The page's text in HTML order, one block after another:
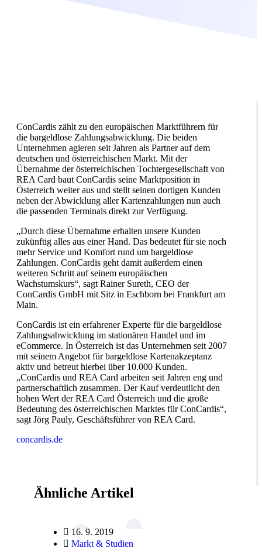
ConCardis zählt zu den europäischen Marktführern für
die bargeldlose Zahlungsabwicklung. Die beiden
Unternehmen agieren seit Jahren als Partner auf dem
deutschen und österreichischen Markt. Mit der
Übernahme der österreichischen Tochtergesellschaft von
REA Card baut ConCardis seine Marktposition in
Österreich weiter aus und stellt seinen dortigen Kunden
neben der Abwicklung aller Kartenzahlungen nun auch
die passenden Terminals direkt zur Verfügung.
„Durch diese Übernahme erhalten unsere Kunden
zukünftig alles aus einer Hand. Das bedeutet für sie noch
mehr Service und Komfort rund um bargeldlose
Zahlungen. ConCardis geht damit außerdem einen
weiteren Schritt auf seinem europäischen
Wachstumskurs“, sagt Rainer Sureth, CEO der
ConCardis GmbH mit Sitz in Eschborn bei Frankfurt am
Main.
ConCardis ist ein erfahrener Experte für die bargeldlose
Zahlungsabwicklung im stationären Handel und im
eCommerce. In Österreich ist das Unternehmen seit 2007
mit seinem Angebot für bargeldlose Kartenakzeptanz
aktiv und betreut hierbei über 10.000 Kunden.
„ConCardis und REA Card arbeiten seit Jahren eng und
partnerschaftlich zusammen. Der Kauf verdeutlicht den
hohen Wert der REA Card Österreich und die große
Bedeutung des österreichischen Marktes für ConCardis“,
sagt Jörg Pauly, Geschäftsführer von REA Card.
concardis.de
Ähnliche Artikel
16. 9. 2019
Markt & Studien